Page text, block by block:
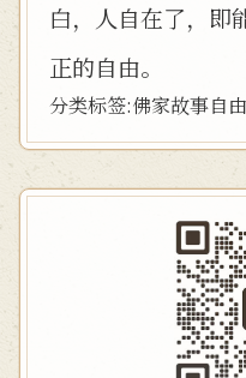
白，人自在了，即
正的自由。
分类标签:佛家故事自